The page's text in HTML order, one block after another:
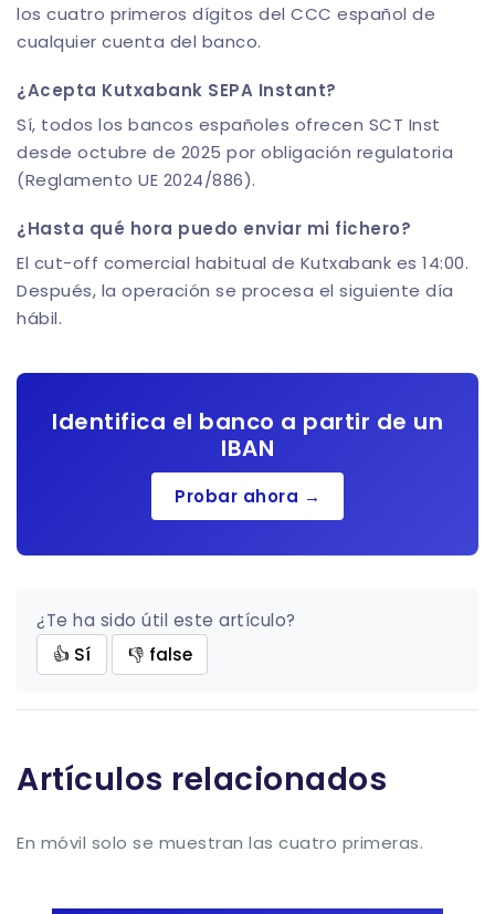
los cuatro primeros dígitos del CCC español de
cualquier cuenta del banco.
¿Acepta Kutxabank SEPA Instant?
Sí, todos los bancos españoles ofrecen SCT Inst
desde octubre de 2025 por obligación regulatoria
(Reglamento UE 2024/886).
¿Hasta qué hora puedo enviar mi fichero?
El cut-off comercial habitual de Kutxabank es 14:00.
Después, la operación se procesa el siguiente día
hábil.
Identifica el banco a partir de un
IBAN
Probar ahora →
¿Te ha sido útil este artículo?
👍 Sí
👎 false
Artículos relacionados
En móvil solo se muestran las cuatro primeras.